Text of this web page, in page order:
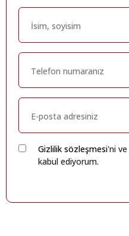
Gizlilik sözleşmesi'ni ve
kabul ediyorum.